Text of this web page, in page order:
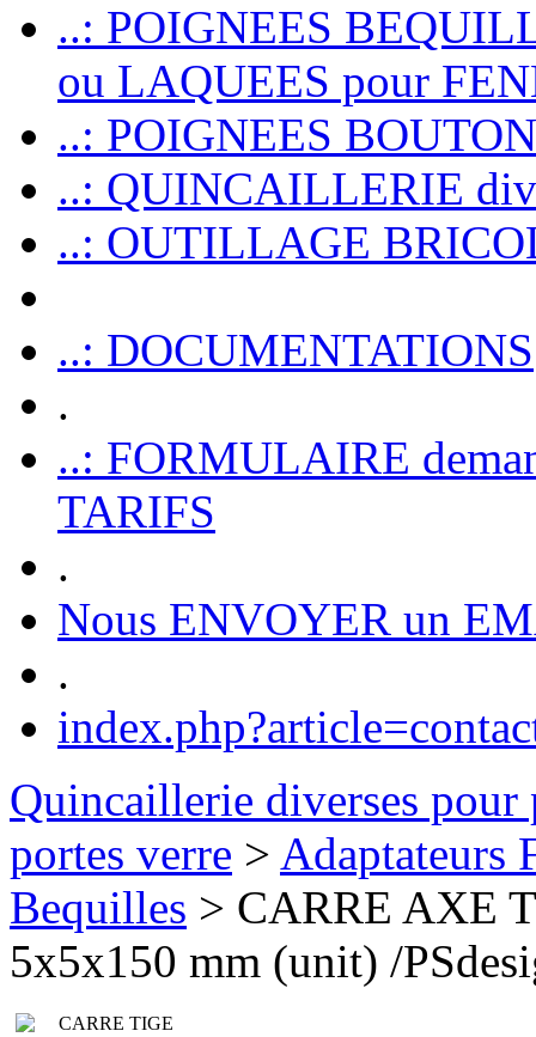
..: POIGNEES
ou LAQUEES pour
..: POIGNEES
..: QUINCAILLERIE
..: OUTILLAGE
..: DOCUMENTATIONS
.
..: FORMULAIRE
TARIFS
.
Nous ENVOYER un
.
Quincaillerie diverses pour
portes verre > Adaptateurs
Bequilles > CARRE AXE
5x5x150 mm (unit) /